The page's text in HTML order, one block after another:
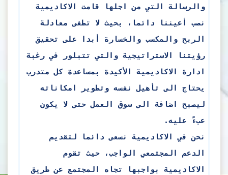
والرسالة التي من اجلها قامت الاكاديمية
نصب أعيننا دائما، بحيث لا تطغى معادلة
الربح والمكسب والخسارة أبدا على تحقيق
رؤيتنا الاستراتيجية والتي تتبلور في رغبة
ادارة الاكاديمية الأكيدة بمساعدة كل متدرب
يحتاج الى تأهيل نفسه وتطوير امكاناته
ليصبح اضافة الى سوق العمل حتى لا يكون
عبءً عليه.
نحن في الاكاديمية نسعى دائما لتقديم
الدعم المجتمعي الواجب، حيث تقوم
الاكاديمية بواجبها تجاه المجتمع عن طريق